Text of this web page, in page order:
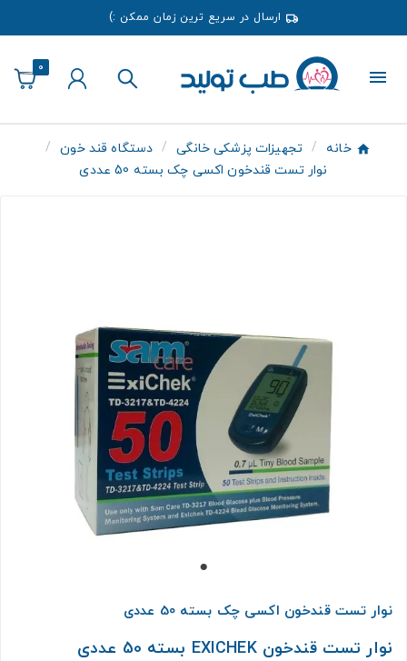
ارسال در سریع ترین زمان ممکن :)
0
خانه تجهیزات پزشکی خانگی
دستگاه قند خون
نوار تست قندخون اکسی چک بسته 50 عددی
نوار تست قندخون اکسی چک بسته 50 عددی
نوار تست قندخون EXICHEK بسته 50 عددی